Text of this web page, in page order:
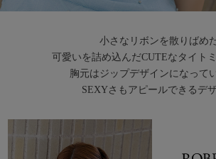
小さなリボンを散りばめ
可愛いを詰め込んだCUTEなタイトミ
胸元はジップデザインになって
SEXYさもアピールできるデ